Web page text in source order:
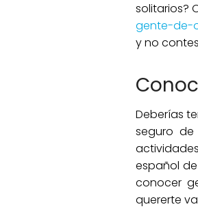
solitarios?
gente-de-
y no
Deberías
seguro
español
conocer
quererte